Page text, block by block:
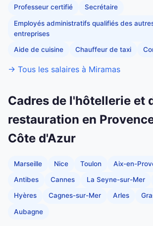
Professeur certifié Secrétaire
Employés administratifs qualifiés des
entreprises
Aide de cuisine Chauffeur de taxi
→ Tous les salaires à Miramas
Cadres de l'hôtellerie et
restauration en
Côte d'Azur
Marseille Nice Toulon Aix-en-
Antibes Cannes La Seyne-sur-Mer
Hyères Cagnes-sur-Mer Arles
Aubagne